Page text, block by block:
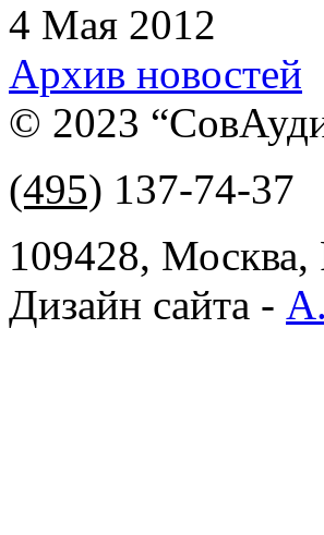
4 Мая 2012
Архив новостей
© 2023
(495) 137-74-37
109428,
Дизайн сайта -